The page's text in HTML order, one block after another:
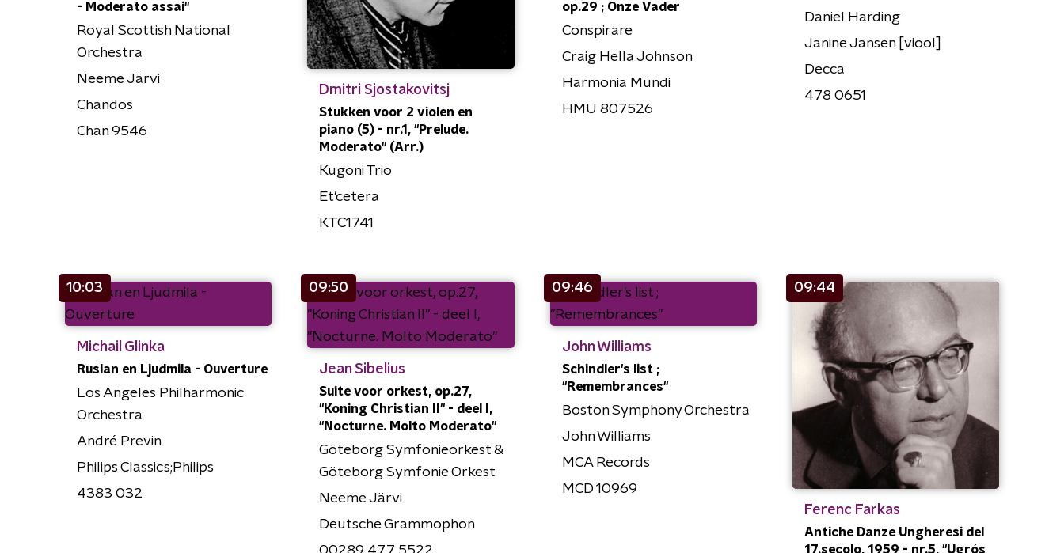
- Moderato assai"
Royal Scottish National
Orchestra
Neeme Järvi
Chandos
Chan 9546
Dmitri Sjostakovitsj
Stukken voor 2 violen en
piano (5) - nr.1, "Prelude.
Moderato" (Arr.)
Kugoni Trio
Et'cetera
KTC1741
op.29 ; Onze Vader
Conspirare
Craig Hella Johnson
Harmonia Mundi
HMU 807526
Daniel Harding
Janine Jansen [viool]
Decca
478 0651
10:03
Michail Glinka
Ruslan en Ljudmila - Ouverture
Los Angeles Philharmonic
Orchestra
André Previn
Philips Classics;Philips
4383 032
09:50
Jean Sibelius
Suite voor orkest, op.27,
"Koning Christian II" - deel I,
"Nocturne. Molto Moderato"
Göteborg Symfonieorkest &
Göteborg Symfonie Orkest
Neeme Järvi
Deutsche Grammophon
09:46
John Williams
Schindler's list ;
"Remembrances"
Boston Symphony Orchestra
John Williams
MCA Records
MCD 10969
09:44
Ferenc Farkas
Antiche Danze Ungheresi del
17.secolo, 1959 - nr.5, "Ugrós